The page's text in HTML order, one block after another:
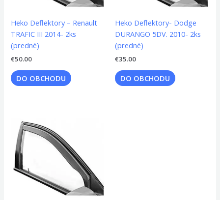
Heko Deflektory – Renault
TRAFIC III 2014- 2ks
(predné)
€50.00
DO OBCHODU
Heko Deflektory- Dodge
DURANGO 5DV. 2010- 2ks
(predné)
€35.00
DO OBCHODU